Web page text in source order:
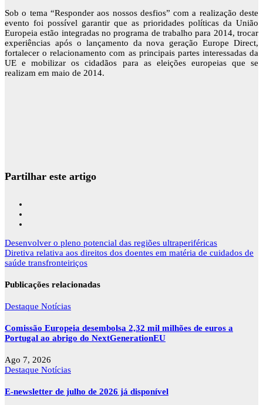
Sob o tema “Responder aos nossos desfios” com a realização deste
evento foi possível garantir que as prioridades políticas da União
Europeia estão integradas no programa de trabalho para 2014, trocar
experiências após o lançamento da nova geração Europe Direct,
fortalecer o relacionamento com as principais partes interessadas da
UE e mobilizar os cidadãos para as eleições europeias que se
realizam em maio de 2014.
Partilhar este artigo
Navegação
de
artigos
Desenvolver o pleno potencial das regiões ultraperiféricas
Diretiva relativa aos direitos dos doentes em matéria de cuidados de
saúde transfronteiriços
Publicações relacionadas
Destaque Notícias
Comissão Europeia desembolsa 2,32 mil milhões de euros a
Portugal ao abrigo do NextGenerationEU
Ago 7, 2026
Destaque Notícias
E-newsletter de julho de 2026 já disponível